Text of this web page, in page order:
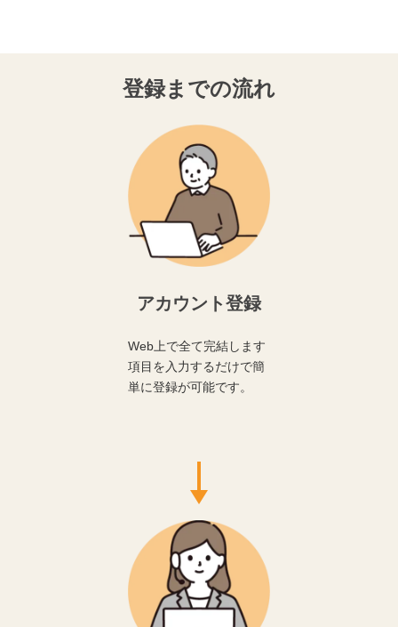
登録までの流れ
アカウント登録
Web上で全て完結します
項目を入力するだけで簡
単に登録が可能です。